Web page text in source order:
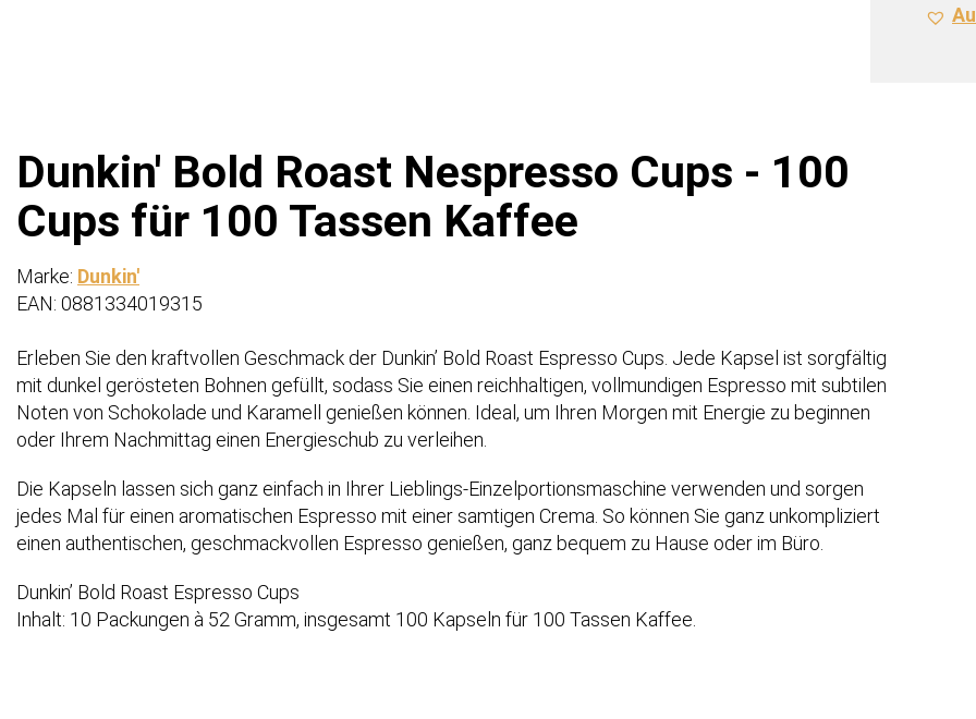
Cups
Dunkin' Bold Roast Nespresso Cups - 100
Cups für 100 Tassen Kaffee
Marke: Dunkin'
EAN: 0881334019315
Erleben Sie den kraftvollen Geschmack der Dunkin’ Bold Roast Espresso Cups. Jede Kapsel ist sorgfältig
mit dunkel gerösteten Bohnen gefüllt, sodass Sie einen reichhaltigen, vollmundigen Espresso mit subtilen
Noten von Schokolade und Karamell genießen können. Ideal, um Ihren Morgen mit Energie zu beginnen
oder Ihrem Nachmittag einen Energieschub zu verleihen.
Die Kapseln lassen sich ganz einfach in Ihrer Lieblings-Einzelportionsmaschine verwenden und sorgen
jedes Mal für einen aromatischen Espresso mit einer samtigen Crema. So können Sie ganz unkompliziert
einen authentischen, geschmackvollen Espresso genießen, ganz bequem zu Hause oder im Büro.
Dunkin’ Bold Roast Espresso Cups
Inhalt: 10 Packungen à 52 Gramm, insgesamt 100 Kapseln für 100 Tassen Kaffee.